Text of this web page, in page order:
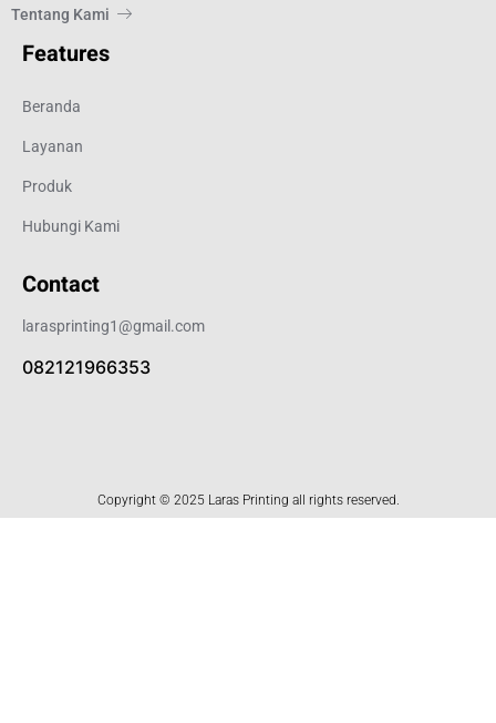
Tentang Kami
Features
Beranda
Layanan
Produk
Hubungi Kami
Contact
larasprinting1@gmail.com
082121966353
Copyright © 2025 Laras Printing all rights reserved.